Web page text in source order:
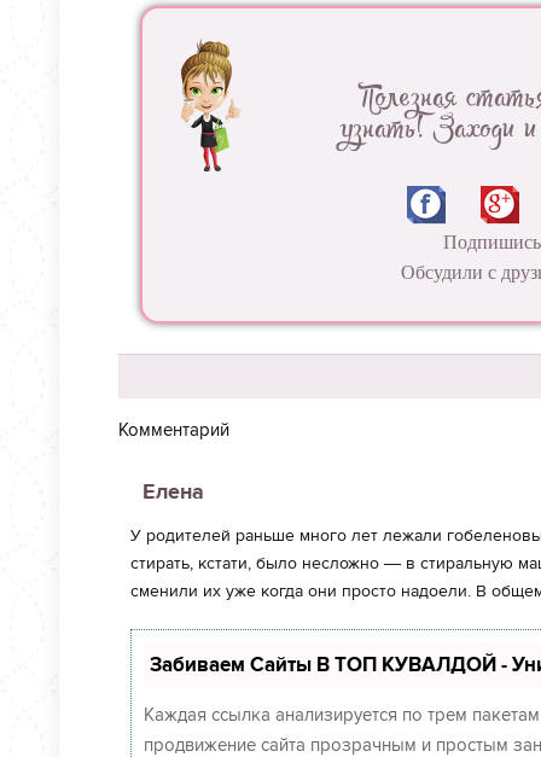
Полезная
узнать! Заходи и
Подпишись
Обсудили с
Комментарий
Елена
У родителей раньше много лет лежали
стирать, кстати, было несложно — в стиральную
сменили их уже когда они просто надоели. В
Забиваем Сайты В ТОП КУВАЛДОЙ -
Каждая ссылка анализируется по трем
продвижение сайта прозрачным и простым